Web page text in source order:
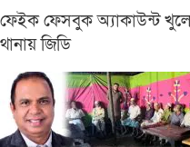
ফেইক ফেসবুক অ্যাকাউন্ট খুলে
থানায় জিডি